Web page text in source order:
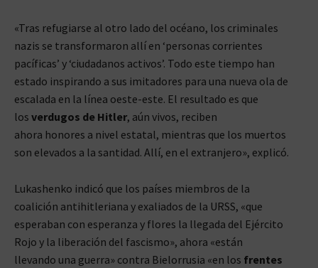
«Tras refugiarse al otro lado del océano, los criminales
nazis se transformaron allí en ‘personas corrientes
pacíficas’ y ‘ciudadanos activos’. Todo este tiempo han
estado inspirando a sus imitadores para una nueva ola de
escalada en la línea oeste-este. El resultado es que
los verdugos de Hitler, aún vivos, reciben
ahora honores a nivel estatal, mientras que los muertos
son elevados a la santidad. Allí, en el extranjero», explicó.
Lukashenko indicó que los países miembros de la
coalición antihitleriana y exaliados de la URSS, «que
esperaban con esperanza y flores la llegada del Ejército
Rojo y la liberación del fascismo», ahora «están
llevando una guerra» contra Bielorrusia «en los frentes